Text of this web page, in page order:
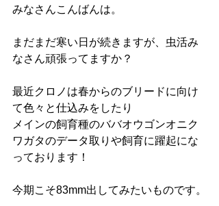
みなさんこんばんは。
まだまだ寒い日が続きますが、虫活み
なさん頑張ってますか？
最近クロノは春からのブリードに向け
て色々と仕込みをしたり
メインの飼育種のババオウゴンオニク
ワガタのデータ取りや飼育に躍起にな
っております！
今期こそ83mm出してみたいものです。